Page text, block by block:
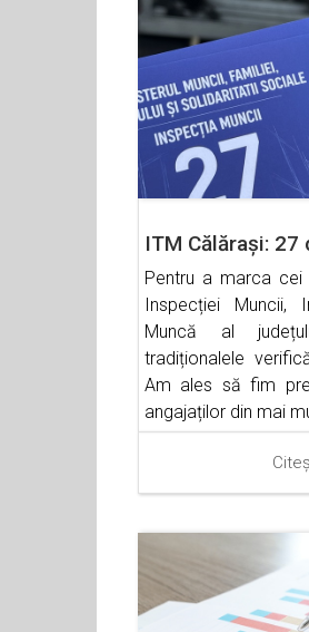
ITM Călărași:
Pentru a marca
Inspecției Muncii,
Muncă al
tradiționalele
Am ales să fim
angajaților din mai